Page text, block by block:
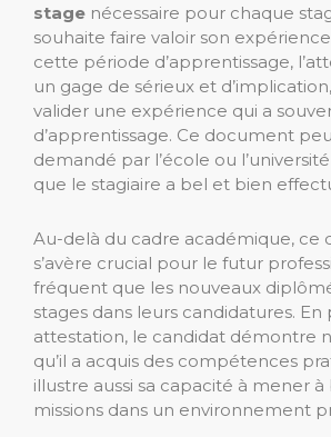
stage nécessaire pour chaque
souhaite faire valoir son
cette période d’apprentissage,
un gage de sérieux et
valider une expérience qui a
d’apprentissage. Ce document
demandé par l’école ou
que le stagiaire a bel et bien
Au-delà du cadre académique, ce
s’avère crucial pour le futur
fréquent que les nouveaux
stages dans leurs candidatures.
attestation, le candidat démontre
qu’il a acquis des compétences
illustre aussi sa capacité à mener à
missions dans un environnement